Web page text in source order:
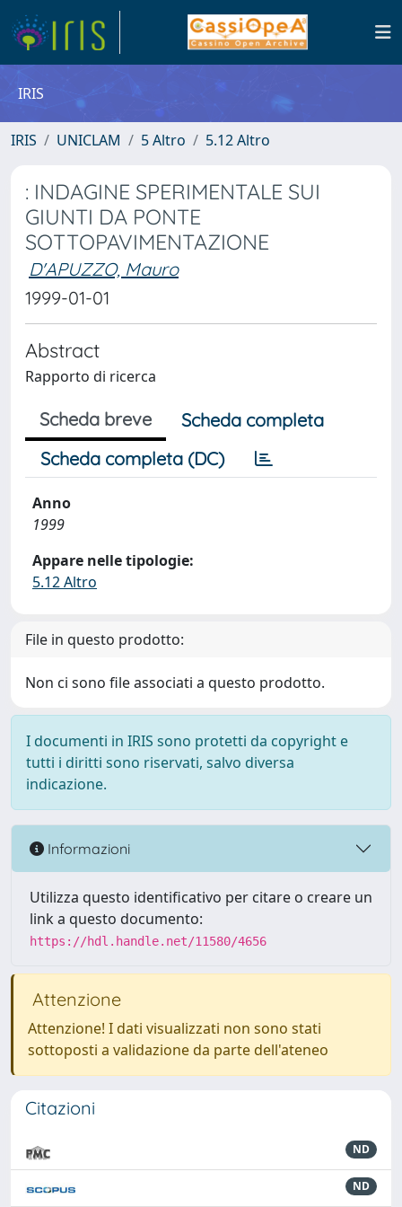
IRIS
IRIS UNICLAM 5 Altro 5.12 Altro
: INDAGINE SPERIMENTALE SUI
GIUNTI DA PONTE
SOTTOPAVIMENTAZIONE
D'APUZZO, Mauro
1999-01-01
Abstract
Rapporto di ricerca
Scheda breve
Scheda completa
Scheda completa (DC)
Anno
1999
Appare nelle tipologie:
5.12 Altro
File in questo prodotto:
Non ci sono file associati a questo prodotto.
I documenti in IRIS sono protetti da copyright e
tutti i diritti sono riservati, salvo diversa
indicazione.
Informazioni
Utilizza questo identificativo per citare o creare un
link a questo documento:
https://hdl.handle.net/11580/4656
Attenzione
Attenzione! I dati visualizzati non sono stati
sottoposti a validazione da parte dell'ateneo
Citazioni
ND
ND